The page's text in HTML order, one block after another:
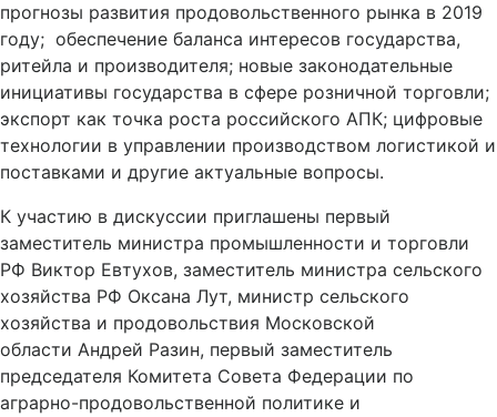
прогнозы развития продовольственного рынка в 2019
году; обеспечение баланса интересов государства,
ритейла и производителя; новые законодательные
инициативы государства в сфере розничной торговли;
экспорт как точка роста российского АПК; цифровые
технологии в управлении производством логистикой и
поставками и другие актуальные вопросы.
К участию в дискуссии приглашены первый
заместитель министра промышленности и торговли
РФ Виктор Евтухов, заместитель министра сельского
хозяйства РФ Оксана Лут, министр сельского
хозяйства и продовольствия Московской
области Андрей Разин, первый заместитель
председателя Комитета Совета Федерации по
аграрно-продовольственной политике и